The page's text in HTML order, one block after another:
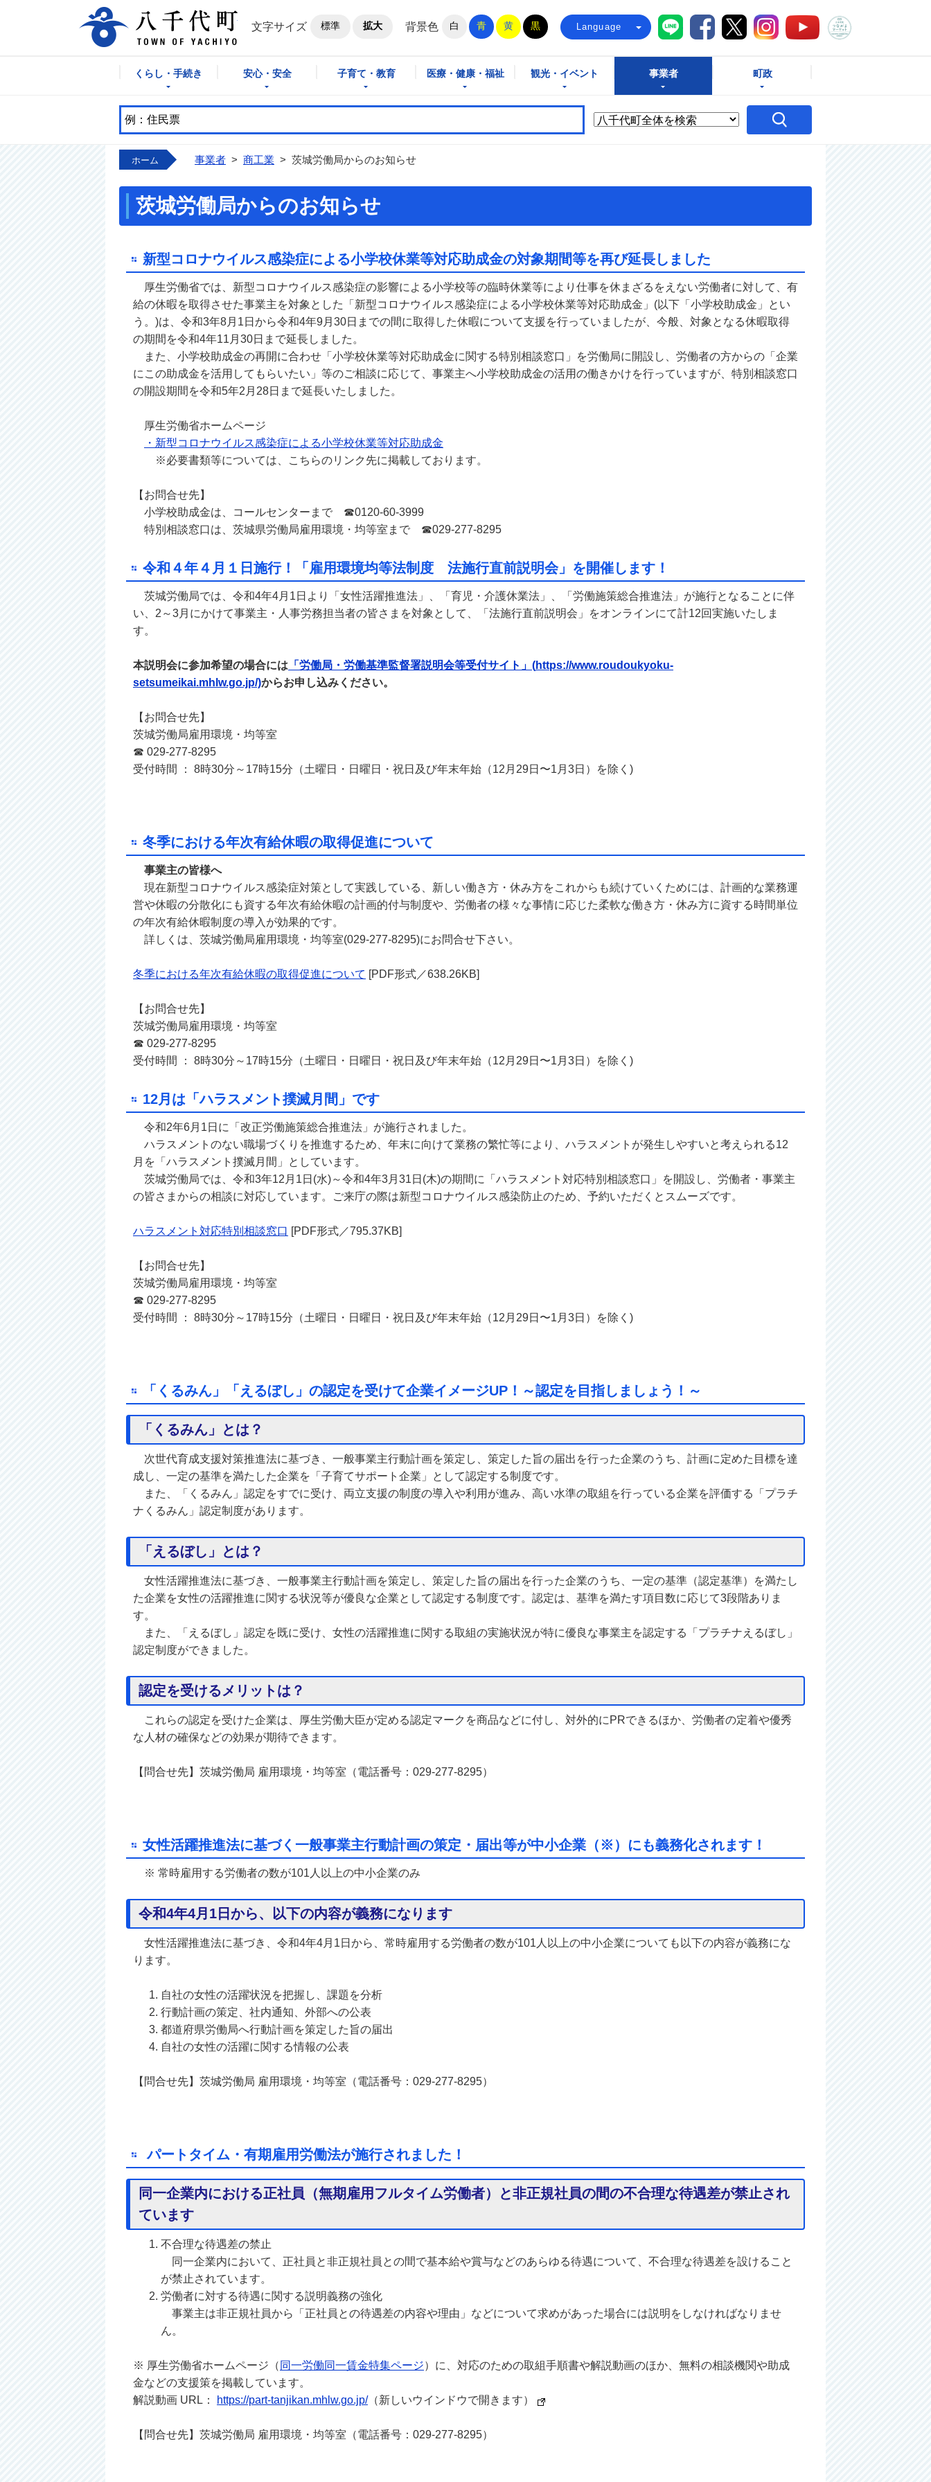
八千代町公式ホームページ
文字サイズ
標準 拡大 背景色 白 青 黄 黒 Language 八千代町LINE
八千代町Facebook
八千代町X八千代町Instagram八千代町YouTube
くらし・手続き 安心・安全 子育て・教育 医療・健康・福祉 観光・イベント 事業者 町政
ホーム 事業者 > 商工業 > 茨城労働局からのお知らせ
茨城労働局からのお知らせ
新型コロナウイルス感染症による小学校休業等対応助成金の対象期間等を再び延長しました
厚生労働省では、新型コロナウイルス感染症の影響による小学校等の臨時休業等により仕事を休まざるをえない労働者に対して、有
給の休暇を取得させた事業主を対象とした「新型コロナウイルス感染症による小学校休業等対応助成金」(以下「小学校助成金」とい
う。)は、令和3年8月1日から令和4年9月30日までの間に取得した休暇について支援を行っていましたが、今般、対象となる休暇取得
の期間を令和4年11月30日まで延長しました。
また、小学校助成金の再開に合わせ「小学校休業等対応助成金に関する特別相談窓口」を労働局に開設し、労働者の方からの「企業
にこの助成金を活用してもらいたい」等のご相談に応じて、事業主へ小学校助成金の活用の働きかけを行っていますが、特別相談窓口
の開設期間を令和5年2月28日まで延長いたしました。
厚生労働省ホームページ
・新型コロナウイルス感染症による小学校休業等対応助成金
※必要書類等については、こちらのリンク先に掲載しております。
【お問合せ先】
小学校助成金は、コールセンターまで ☎0120-60-3999
特別相談窓口は、茨城県労働局雇用環境・均等室まで ☎029-277-8295
令和４年４月１日施行！「雇用環境均等法制度 法施行直前説明会」を開催します！
茨城労働局では、令和4年4月1日より「女性活躍推進法」、「育児・介護休業法」、「労働施策総合推進法」が施行となることに伴
い、2～3月にかけて事業主・人事労務担当者の皆さまを対象として、「法施行直前説明会」をオンラインにて計12回実施いたしま
す。
本説明会に参加希望の場合には 「労働局・労働基準監督署説明会等受付サイト」(https://www.roudoukyoku-
setsumeikai.mhlw.go.jp/)からお申し込みください。
【お問合せ先】
茨城労働局雇用環境・均等室
☎ 029‐277‐8295
受付時間 ： 8時30分～17時15分（土曜日・日曜日・祝日及び年末年始（12月29日〜1月3日）を除く)
冬季における年次有給休暇の取得促進について
事業主の皆様へ
現在新型コロナウイルス感染症対策として実践している、新しい働き方・休み方をこれからも続けていくためには、計画的な業務運
営や休暇の分散化にも資する年次有給休暇の計画的付与制度や、労働者の様々な事情に応じた柔軟な働き方・休み方に資する時間単位
の年次有給休暇制度の導入が効果的です。
詳しくは、茨城労働局雇用環境・均等室(029-277-8295)にお問合せ下さい。
冬季における年次有給休暇の取得促進について [PDF形式／638.26KB]
【お問合せ先】
茨城労働局雇用環境・均等室
☎ 029‐277‐8295
受付時間 ： 8時30分～17時15分（土曜日・日曜日・祝日及び年末年始（12月29日〜1月3日）を除く)
12月は「ハラスメント撲滅月間」です
令和2年6月1日に「改正労働施策総合推進法」が施行されました。
ハラスメントのない職場づくりを推進するため、年末に向けて業務の繁忙等により、ハラスメントが発生しやすいと考えられる12
月を「ハラスメント撲滅月間」としています。
茨城労働局では、令和3年12月1日(水)～令和4年3月31日(木)の期間に「ハラスメント対応特別相談窓口」を開設し、労働者・事業主
の皆さまからの相談に対応しています。ご来庁の際は新型コロナウイルス感染防止のため、予約いただくとスムーズです。
ハラスメント対応特別相談窓口 [PDF形式／795.37KB]
【お問合せ先】
茨城労働局雇用環境・均等室
☎ 029‐277‐8295
受付時間 ： 8時30分～17時15分（土曜日・日曜日・祝日及び年末年始（12月29日〜1月3日）を除く)
「くるみん」「えるぼし」の認定を受けて企業イメージUP！～認定を目指しましょう！～
「くるみん」とは？
次世代育成支援対策推進法に基づき、一般事業主行動計画を策定し、策定した旨の届出を行った企業のうち、計画に定めた目標を達
成し、一定の基準を満たした企業を「子育てサポート企業」として認定する制度です。
また、「くるみん」認定をすでに受け、両立支援の制度の導入や利用が進み、高い水準の取組を行っている企業を評価する「プラチ
ナくるみん」認定制度があります。
「えるぼし」とは？
女性活躍推進法に基づき、一般事業主行動計画を策定し、策定した旨の届出を行った企業のうち、一定の基準（認定基準）を満たし
た企業を女性の活躍推進に関する状況等が優良な企業として認定する制度です。認定は、基準を満たす項目数に応じて3段階ありま
す。
また、「えるぼし」認定を既に受け、女性の活躍推進に関する取組の実施状況が特に優良な事業主を認定する「プラチナえるぼし」
認定制度ができました。
認定を受けるメリットは？
これらの認定を受けた企業は、厚生労働大臣が定める認定マークを商品などに付し、対外的にPRできるほか、労働者の定着や優秀
な人材の確保などの効果が期待できます。
【問合せ先】茨城労働局 雇用環境・均等室（電話番号：029-277-8295）
女性活躍推進法に基づく一般事業主行動計画の策定・届出等が中小企業（※）にも義務化されます！
※ 常時雇用する労働者の数が101人以上の中小企業のみ
令和4年4月1日から、以下の内容が義務になります
女性活躍推進法に基づき、令和4年4月1日から、常時雇用する労働者の数が101人以上の中小企業についても以下の内容が義務にな
ります。
自社の女性の活躍状況を把握し、課題を分析
行動計画の策定、社内通知、外部への公表
都道府県労働局へ行動計画を策定した旨の届出
自社の女性の活躍に関する情報の公表
【問合せ先】茨城労働局 雇用環境・均等室（電話番号：029-277-8295）
パートタイム・有期雇用労働法が施行されました！
同一企業内における正社員（無期雇用フルタイム労働者）と非正規社員の間の不合理な待遇差が禁止され
ています
不合理な待遇差の禁止
同一企業内において、正社員と非正規社員との間で基本給や賞与などのあらゆる待遇について、不合理な待遇差を設けること
が禁止されています。
労働者に対する待遇に関する説明義務の強化
事業主は非正規社員から「正社員との待遇差の内容や理由」などについて求めがあった場合には説明をしなければなりませ
ん。
※ 厚生労働省ホームページ（ 同一労働同一賃金特集ページ）に、対応のための取組手順書や解説動画のほか、無料の相談機関や助成
金などの支援策を掲載しています。
解説動画 URL：
https://part-tanjikan.mhlw.go.jp/（新しいウインドウで開きます）
【問合せ先】茨城労働局 雇用環境・均等室（電話番号：029-277-8295）